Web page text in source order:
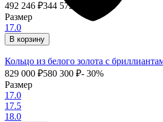
Кольцо из белого золота с
829 000 ₽580 300 ₽- 30%
Размер
17.0
17.5
18.0
492 246 ₽344 572,20
- 30%
Размер
17.0
В корзину